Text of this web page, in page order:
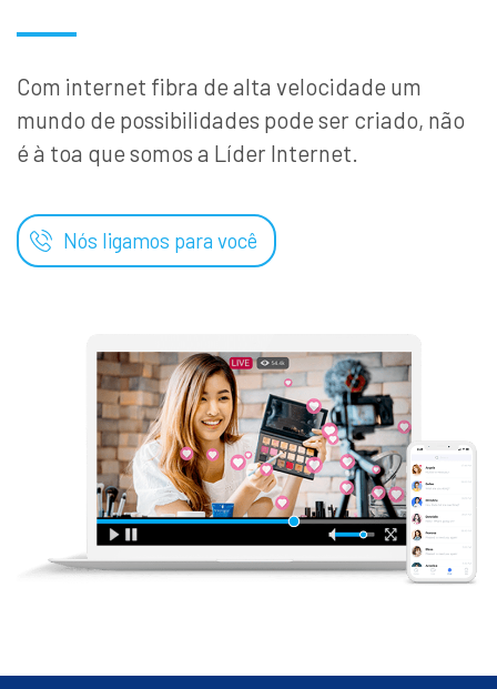
Com internet fibra de alta velocidade um
mundo de possibilidades pode ser criado, não
é à toa que somos a Líder Internet.
Nós ligamos para você